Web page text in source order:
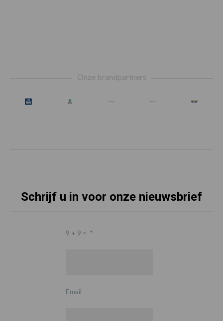
Onze brandpartners
Schrijf u in voor onze nieuwsbrief
9 + 9 = *
Email